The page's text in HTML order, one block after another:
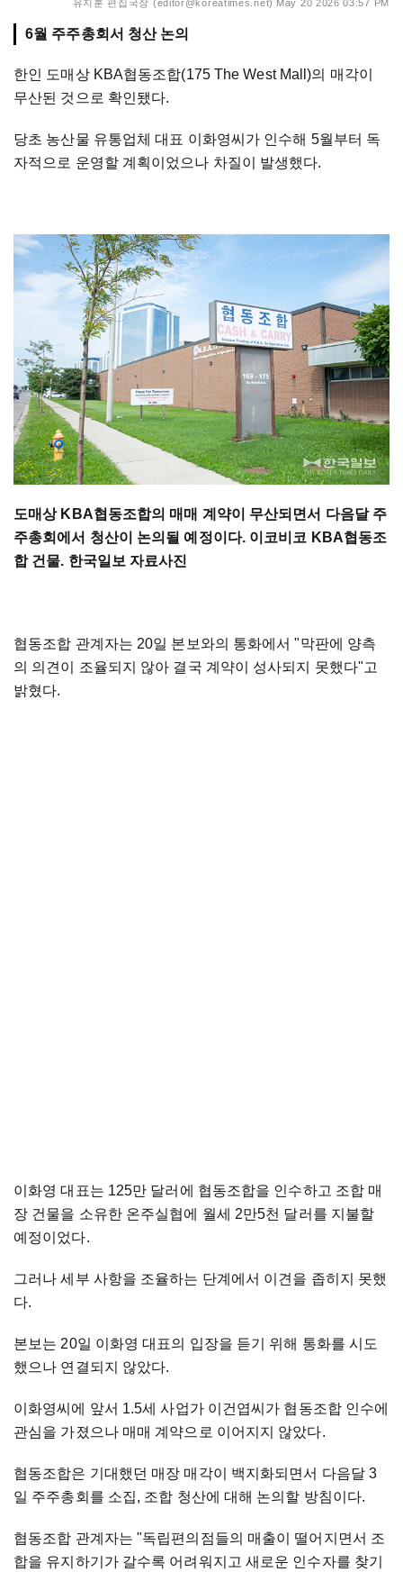
유지훈 편집국장 (editor@koreatimes.net) May 20 2026 03:57 PM
6월 주주총회서 청산 논의
한인 도매상 KBA협동조합(175 The West Mall)의 매각이
무산된 것으로 확인됐다.
당초 농산물 유통업체 대표 이화영씨가 인수해 5월부터 독
자적으로 운영할 계획이었으나 차질이 발생했다.
도매상 KBA협동조합의 매매 계약이 무산되면서 다음달 주
주총회에서 청산이 논의될 예정이다. 이코비코 KBA협동조
합 건물. 한국일보 자료사진
협동조합 관계자는 20일 본보와의 통화에서 "막판에 양측
의 의견이 조율되지 않아 결국 계약이 성사되지 못했다"고
밝혔다.
이화영 대표는 125만 달러에 협동조합을 인수하고 조합 매
장 건물을 소유한 온주실협에 월세 2만5천 달러를 지불할
예정이었다.
그러나 세부 사항을 조율하는 단계에서 이견을 좁히지 못했
다.
본보는 20일 이화영 대표의 입장을 듣기 위해 통화를 시도
했으나 연결되지 않았다.
이화영씨에 앞서 1.5세 사업가 이건엽씨가 협동조합 인수에
관심을 가졌으나 매매 계약으로 이어지지 않았다.
협동조합은 기대했던 매장 매각이 백지화되면서 다음달 3
일 주주총회를 소집, 조합 청산에 대해 논의할 방침이다.
협동조합 관계자는 "독립편의점들의 매출이 떨어지면서 조
합을 유지하기가 갈수록 어려워지고 새로운 인수자를 찾기